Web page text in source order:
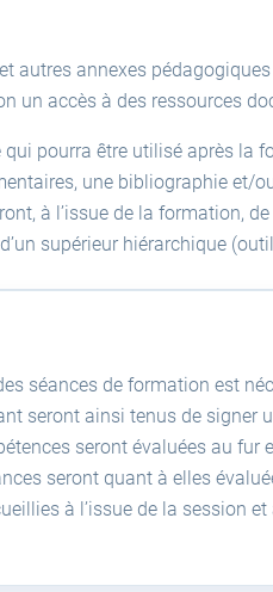
autres annexes
un accès à des ressources
qui pourra être utilisé après la
une bibliographie et/
à l’issue de la formation,
supérieur hiérarchique
séances de formation est
seront ainsi tenus de signer
seront évaluées au
seront quant à elles
à l’issue de la session